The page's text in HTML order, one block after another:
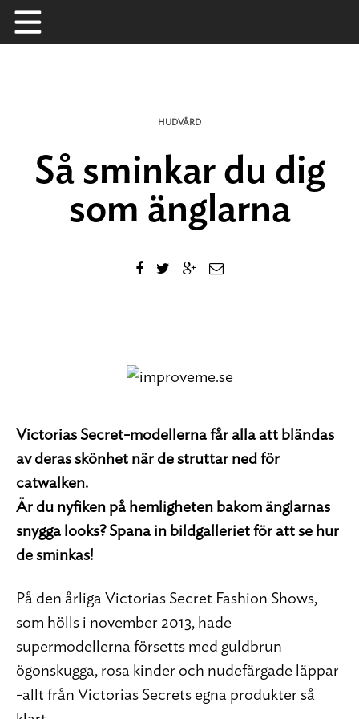
Skip
to
HUDVÅRD
Så sminkar du dig
som änglarna
Victorias Secret-modellerna får alla att bländas
av deras skönhet när de struttar ned för
catwalken.
Är du nyfiken på hemligheten bakom änglarnas
snygga looks? Spana in bildgalleriet för att se hur
de sminkas!
På den årliga Victorias Secret Fashion Shows,
som hölls i november 2013, hade
supermodellerna försetts med guldbrun
ögonskugga, rosa kinder och nudefärgade läppar
-allt från Victorias Secrets egna produkter så